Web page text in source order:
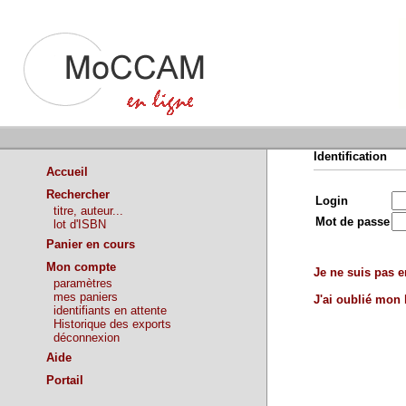
Accueil
Rechercher
titre, auteur...
lot d'ISBN
Panier en cours
Mon compte
paramètres
mes paniers
identifiants en attente
Historique des exports
déconnexion
Aide
Portail
Identification
Login
Mot de passe
Je ne suis pas
J'ai oublié mon